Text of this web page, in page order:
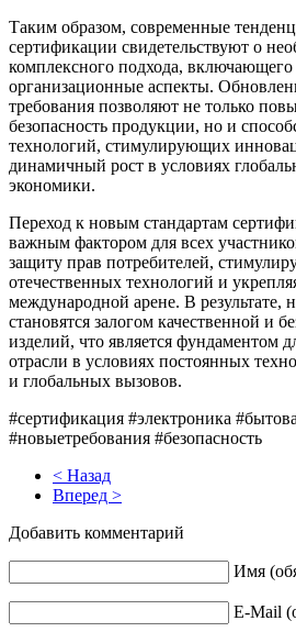
Таким образом, современные
сертификации свидетельствуют о
комплексного подхода, включающего
организационные аспекты.
требования позволяют не только
безопасность продукции, но и
технологий, стимулирующих
динамичный рост в условиях
экономики.
Переход к новым стандартам
важным фактором для всех
защиту прав потребителей,
отечественных технологий и
международной арене. В результате,
становятся залогом качественной и
изделий, что является фундаментом
отрасли в условиях постоянных
и глобальных вызовов.
#сертификация #электроника
#новыетребования #безопасность
< Назад
Вперед >
Добавить комментарий
Имя
E-Mail